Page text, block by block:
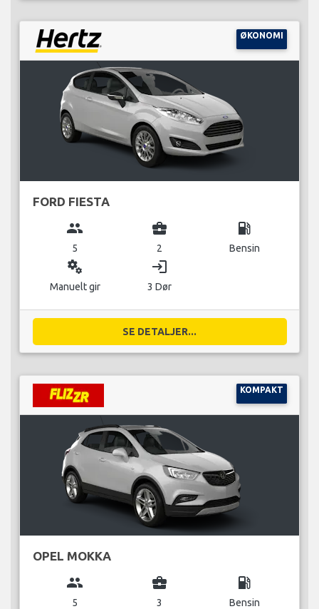
ØKONOMI
FORD FIESTA
group
5
business_center
2
local_gas_station
Bensin
miscellaneous_services
Manuelt gir
login
3 Dør
SE DETALJER...
KOMPAKT
OPEL MOKKA
group
5
business_center
3
local_gas_station
Bensin